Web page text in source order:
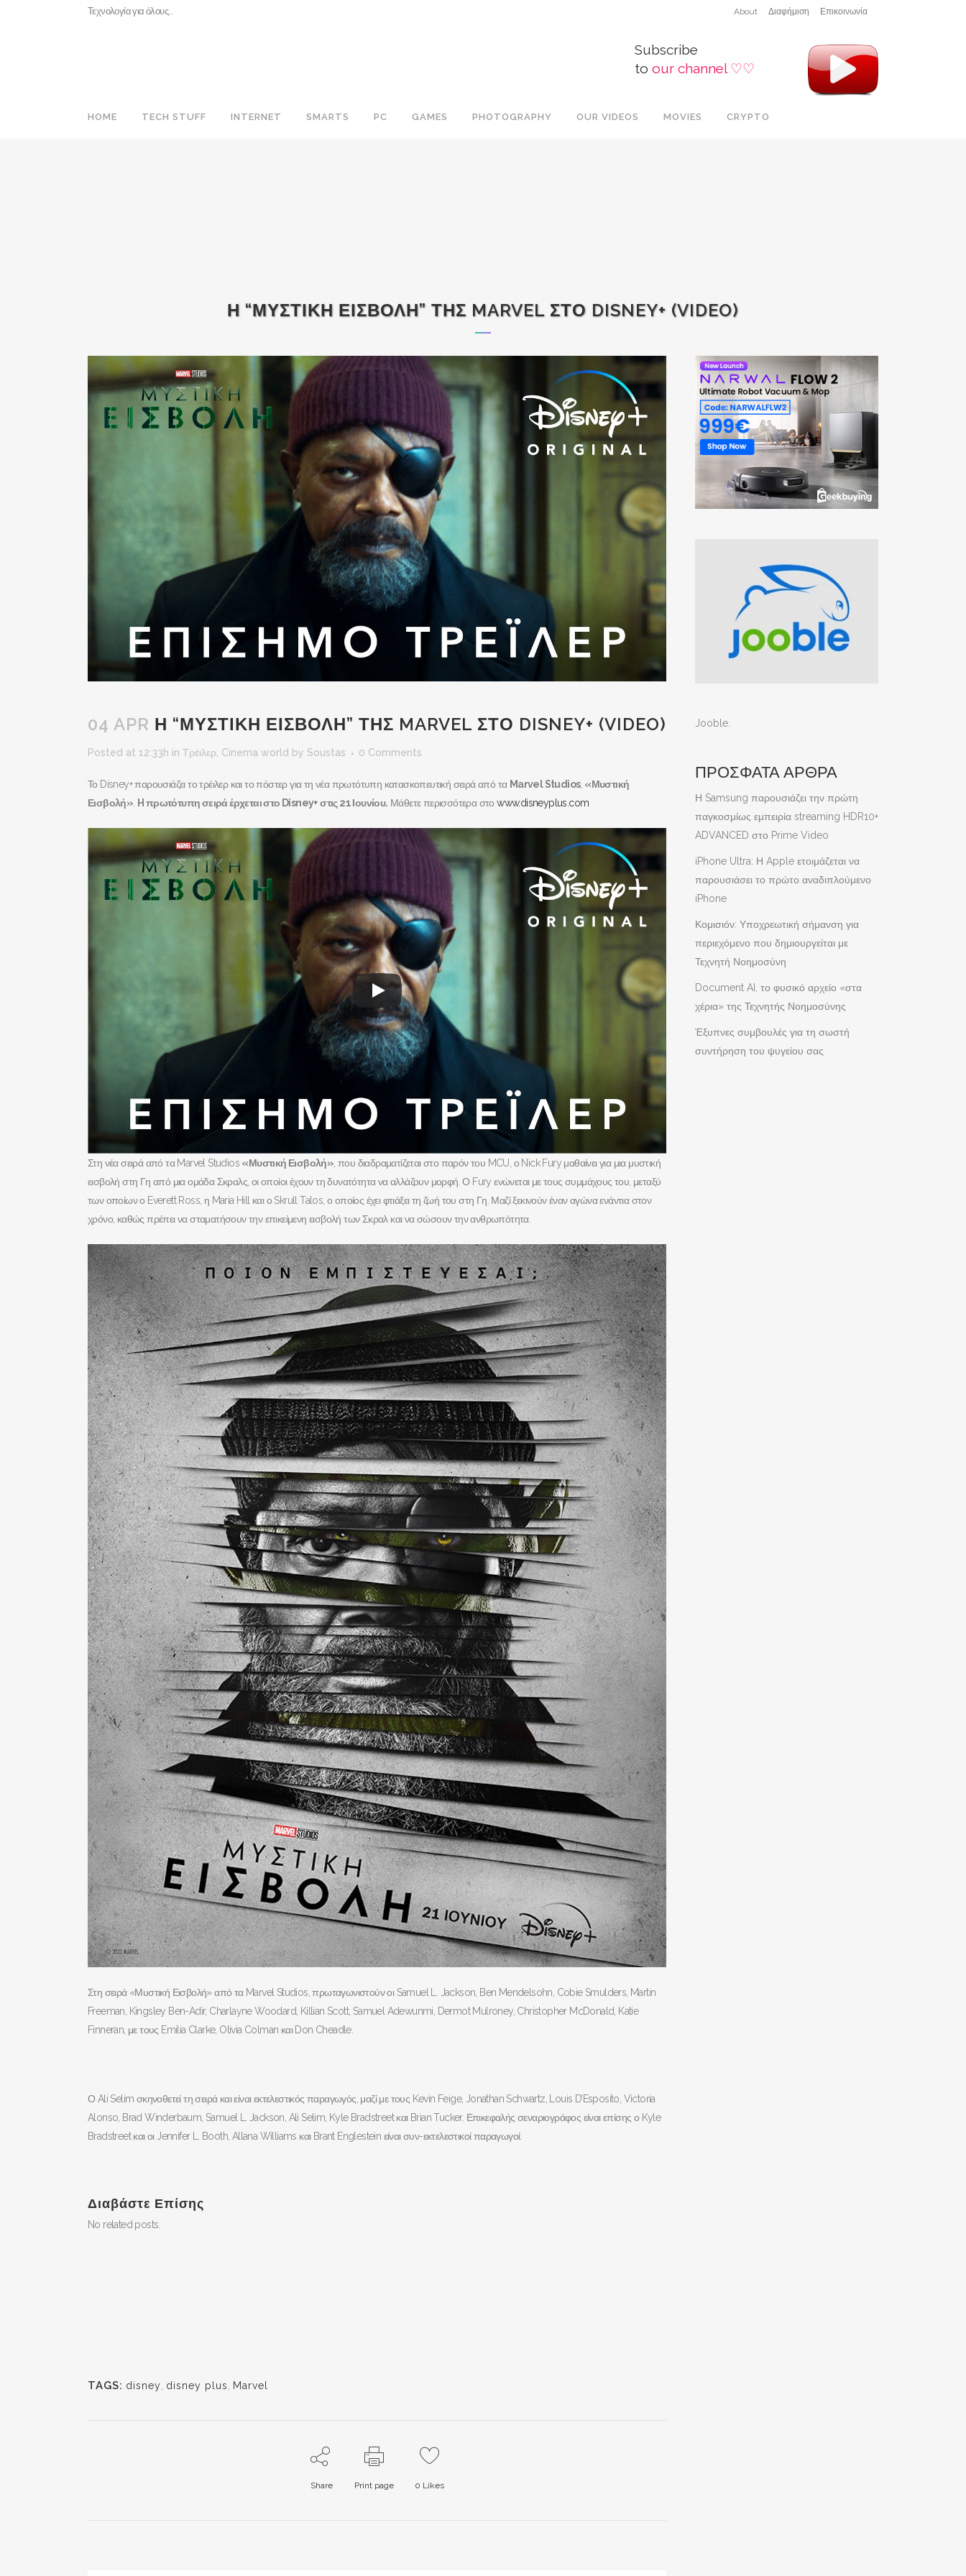
Τεχνολογία για όλους… About Διαφήμιση Επικοινωνία
Subscribe
to our channel ♡♡
HOME TECH STUFF INTERNET SMARTS PC GAMES PHOTOGRAPHY OUR VIDEOS MOVIES CRYPTO
Η “ΜΥΣΤΙΚΗ ΕΙΣΒΟΛΗ” ΤΗΣ MARVEL ΣΤΟ DISNEY+ (VIDEO)
04 APR Η “ΜΥΣΤΙΚΗ ΕΙΣΒΟΛΗ” ΤΗΣ MARVEL ΣΤΟ DISNEY+ (VIDEO)
Posted at 12:33h in Τρέιλερ Cinema world by Soustas 0 Comments
Το Disney+ παρουσιάζει το τρέιλερ και το πόστερ για τη νέα πρωτότυπη κατασκοπευτική σειρά από τα Marvel Studios, «Μυστική
Εισβολή» H πρωτότυπη σειρά έρχεται στο Disney+ στις 21 Ιουνίου. Μάθετε περισσότερα στοwww.disneyplus.com
Στη νέα σειρά από τα Marvel Studios «Μυστική Εισβολή» , που διαδραματίζεται στο παρόν του MCU, ο Nick Fury μαθαίνει για μια μυστική
εισβολή στη Γη από μια ομάδα Σκραλς, οι οποίοι έχουν τη δυνατότητα να αλλάζουν μορφή. Ο Fury ενώνεται με τους συμμάχους του, μεταξύ
των οποίων ο Everett Ross, η Maria Hill και ο Skrull Talos, ο οποίος έχει φτιάξει τη ζωή του στη Γη. Μαζί ξεκινούν έναν αγώνα ενάντια στον
χρόνο, καθώς πρέπει να σταματήσουν την επικείμενη εισβολή των Σκραλ και να σώσουν την ανθρωπότητα.
Στη σειρά «Μυστική Εισβολή» από τα Marvel Studios, πρωταγωνιστούν οι Samuel L. Jackson, Ben Mendelsohn, Cobie Smulders, Martin
Freeman, Kingsley Ben-Adir, Charlayne Woodard, Killian Scott, Samuel Adewunmi, Dermot Mulroney, Christopher McDonald, Katie
Finneran, με τους Emilia Clarke, Olivia Colman και Don Cheadle.
Ο Ali Selim σκηνοθετεί τη σειρά και είναι εκτελεστικός παραγωγός, μαζί με τους Kevin Feige, Jonathan Schwartz, Louis D’Esposito, Victoria
Alonso, Brad Winderbaum, Samuel L. Jackson, Ali Selim, Kyle Bradstreet και Brian Tucker. Επικεφαλής σεναριογράφος είναι επίσης ο Kyle
Bradstreet και οι Jennifer L. Booth, Allana Williams και Brant Englestein είναι συν-εκτελεστικοί παραγωγοί.
Διαβάστε Επίσης
No related posts.
TAGS: disney disney plus Marvel
Share Print page 0 Likes
Jooble
ΠΡΟΣΦΑΤΑ ΑΡΘΡΑ
Η Samsung παρουσιάζει την πρώτη
παγκοσμίως εμπειρία streaming HDR10+
ADVANCED στο Prime Video
iPhone Ultra: Η Apple ετοιμάζεται να
παρουσιάσει το πρώτο αναδιπλούμενο
iPhone
Κομισιόν: Υποχρεωτική σήμανση για
περιεχόμενο που δημιουργείται με
Τεχνητή Νοημοσύνη
Document AI, το φυσικό αρχείο «στα
χέρια» της Τεχνητής Νοημοσύνης
Έξυπνες συμβουλές για τη σωστή
συντήρηση του ψυγείου σας